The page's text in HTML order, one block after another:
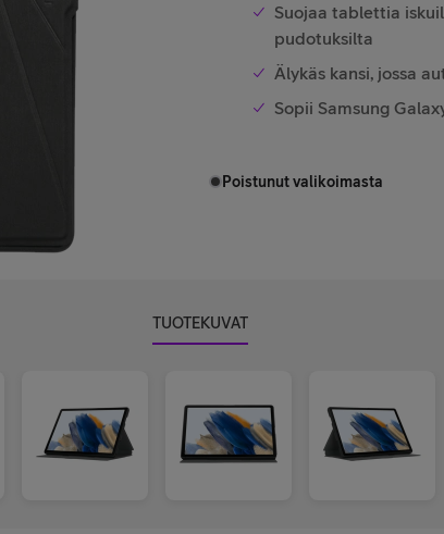
Suojaa tablettia
pudotuksilta
Älykäs kansi, jossa
Sopii Samsung
Poistunut valikoimasta
TUOTEKUVAT